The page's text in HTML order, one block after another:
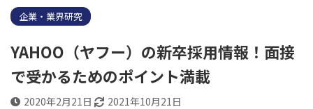
企業・業界研究
YAHOO（ヤフー）の新卒採用情報！面接
で受かるためのポイント満載
2020年2月21日 2021年10月21日